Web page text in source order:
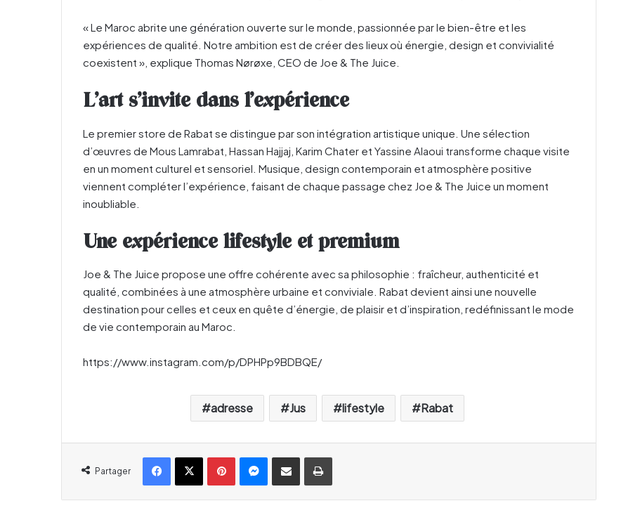
« Le Maroc abrite une génération ouverte sur le monde, passionnée par le bien-être et les
expériences de qualité. Notre ambition est de créer des lieux où énergie, design et convivialité
coexistent », explique Thomas Nørøxe, CEO de Joe & The Juice.
L’art s’invite dans l’expérience
Le premier store de Rabat se distingue par son intégration artistique unique. Une sélection
d’œuvres de Mous Lamrabat, Hassan Hajjaj, Karim Chater et Yassine Alaoui transforme chaque visite
en un moment culturel et sensoriel. Musique, design contemporain et atmosphère positive
viennent compléter l’expérience, faisant de chaque passage chez Joe & The Juice un moment
inoubliable.
Une expérience lifestyle et premium
Joe & The Juice propose une offre cohérente avec sa philosophie : fraîcheur, authenticité et
qualité, combinées à une atmosphère urbaine et conviviale. Rabat devient ainsi une nouvelle
destination pour celles et ceux en quête d’énergie, de plaisir et d’inspiration, redéfinissant le mode
de vie contemporain au Maroc.
https://www.instagram.com/p/DPHPp9BDBQE/
adresse Jus lifestyle Rabat
Partager
Facebook X